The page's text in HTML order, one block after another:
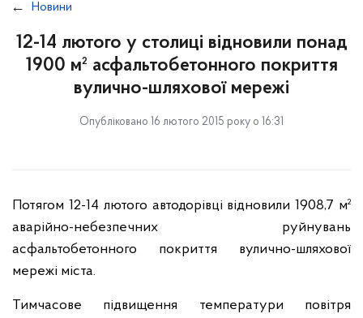
Новини
12-14 лютого у столиці відновили понад
1900 м² асфальтобетонного покриття
вулично-шляхової мережі
Опубліковано 16 лютого 2015 року о 16:31
Потягом 12-14 лютого автодорівці відновили 1908,7 м²
аварійно-небезпечних руйнувань
асфальтобетонного покриття вулично-шляхової
мережі міста.
Тимчасове підвищення температури повітря